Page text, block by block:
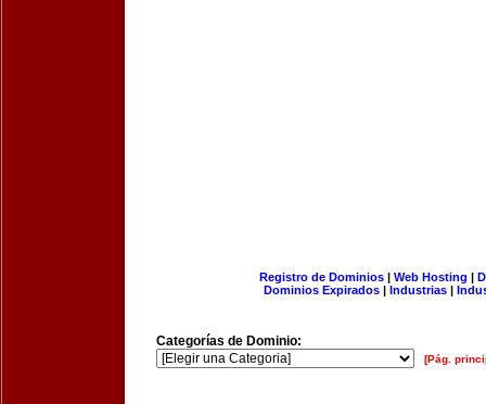
Registro de Dominios| Web Hosting |
Dominios Expirados | Industrias |
Categorías de Dominio:
[Pág.